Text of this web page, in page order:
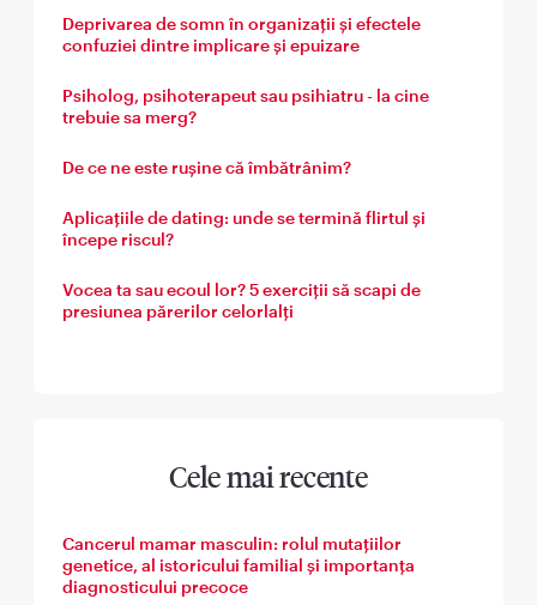
Deprivarea de somn în organizații și efectele
confuziei dintre implicare și epuizare
Psiholog, psihoterapeut sau psihiatru - la cine
trebuie sa merg?
De ce ne este rușine că îmbătrânim?
Aplicațiile de dating: unde se termină flirtul și
începe riscul?
Vocea ta sau ecoul lor? 5 exerciții să scapi de
presiunea părerilor celorlalți
Cele mai recente
Cancerul mamar masculin: rolul mutațiilor
genetice, al istoricului familial și importanța
diagnosticului precoce